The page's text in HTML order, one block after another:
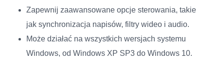
Zapewnij zaawansowane opcje sterowania, takie
jak synchronizacja napisów, filtry wideo i audio.
Może działać na wszystkich wersjach systemu
Windows, od Windows XP SP3 do Windows 10.